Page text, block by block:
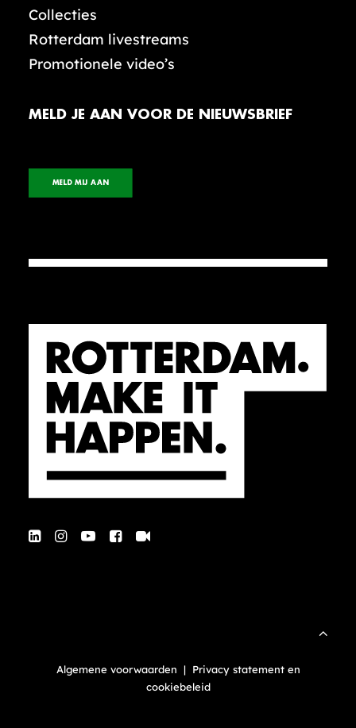
Collecties
Rotterdam livestreams
Promotionele video’s
MELD JE AAN VOOR DE NIEUWSBRIEF
MELD MIJ AAN
Algemene voorwaarden | Privacy statement en
cookiebeleid